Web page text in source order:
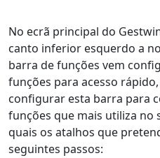
No ecrã principal do
canto inferior esquerdo a
barra de funções vem
funções para acesso
configurar esta barra para
funções que mais utiliza no
quais os atalhos que
seguintes passos: